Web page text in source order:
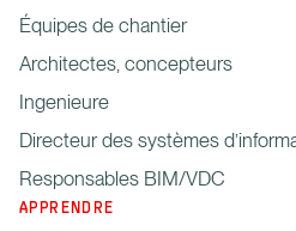
Équipes de chantier
Architectes, concepteurs
Ingenieure
Directeur des systèmes
Responsables BIM/VDC
APPRENDRE